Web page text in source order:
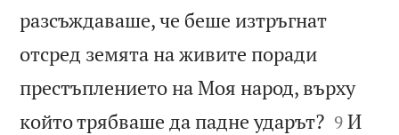
разсъждаваше, че беше изтръгнат
отсред земята на живите поради
престъплението на Моя народ, върху
който трябваше да падне ударът?
9 И